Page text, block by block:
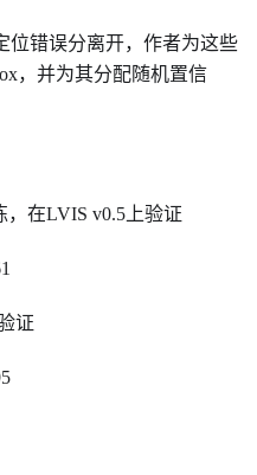
位错误分离开，作者为这些
，并为其分配随机置信
在LVIS v0.5上验证
证